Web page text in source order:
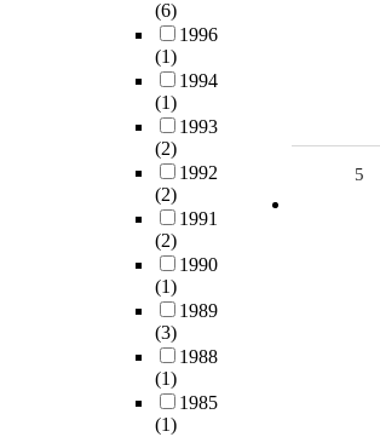
(6)
1996
(1)
1994
(1)
1993
(2)
1992
(2)
1991
(2)
1990
(1)
1989
(3)
1988
(1)
1985
(1)
5